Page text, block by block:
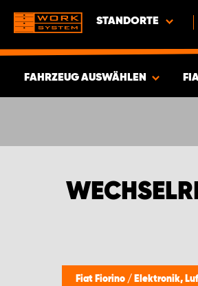
STANDORTE
FAHRZEUG AUSWÄHLEN
Fiat Fiorino / Elektronik,